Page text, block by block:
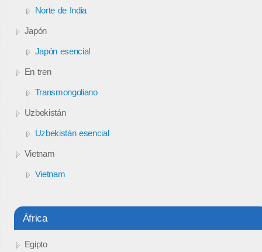
Norte de India
Japón
Japón esencial
En tren
Transmongoliano
Uzbekistán
Uzbekistán esencial
Vietnam
Vietnam
África
Egipto